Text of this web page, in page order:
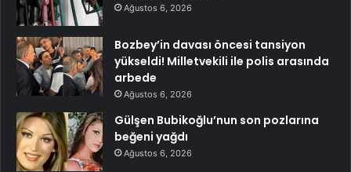
Ağustos 6, 2026
Bozbey’in davası öncesi tansiyon
yükseldi! Milletvekili ile polis arasında
arbede
Ağustos 6, 2026
Gülşen Bubikoğlu’nun son pozlarına
beğeni yağdı
Ağustos 6, 2026